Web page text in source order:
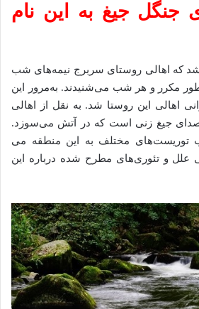
جنگل جیغ به این نام
که اهالی روستای سربرج نیمه‌های شب
مکرر و هر شب می‌شنیدند. به‌مرور این
اهالی این روستا شد. به نقل از اهالی
صدای جیغ زنی است که در آتش می‌سوزد.
توریست‌های مختلف به این منطقه می
علل و تئوری‌های مطرح شده درباره این